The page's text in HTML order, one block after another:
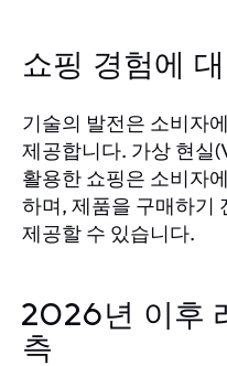
쇼핑 경험에
기술의 발전은 소비자
제공합니다. 가상 현실
활용한 쇼핑은 소비자
하며, 제품을 구매하기
제공할 수 있습니다.
2026년 이후
측